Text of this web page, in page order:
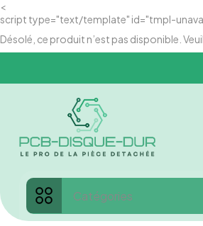
<
script type="text/template" id="tmpl-
Désolé, ce produit n’est pas disponible.
Catégories